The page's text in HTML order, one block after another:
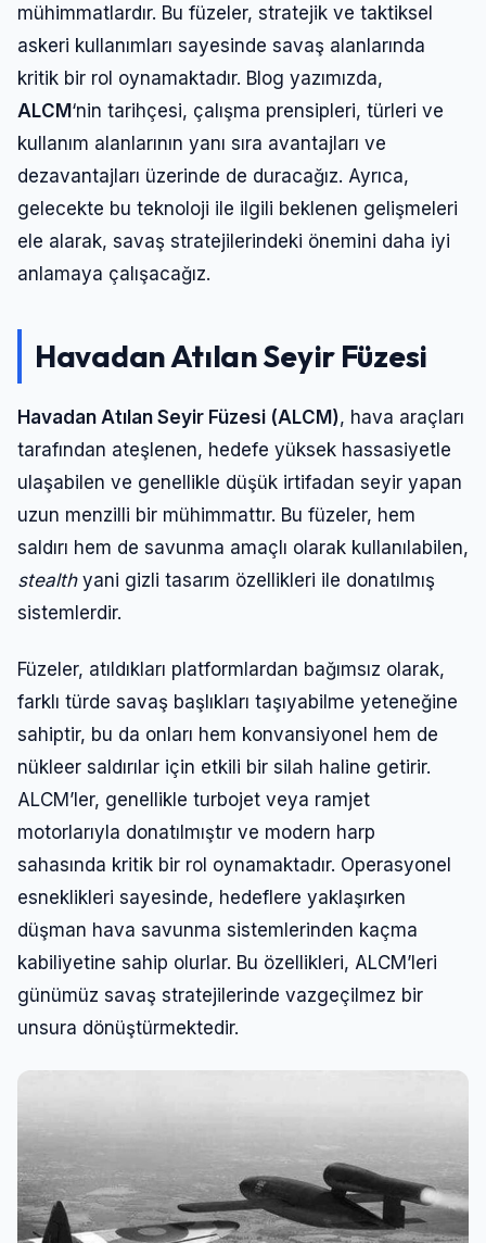
mühimmatlardır. Bu füzeler, stratejik ve taktiksel
askeri kullanımları sayesinde savaş alanlarında
kritik bir rol oynamaktadır. Blog yazımızda,
ALCM‘nin tarihçesi, çalışma prensipleri, türleri ve
kullanım alanlarının yanı sıra avantajları ve
dezavantajları üzerinde de duracağız. Ayrıca,
gelecekte bu teknoloji ile ilgili beklenen gelişmeleri
ele alarak, savaş stratejilerindeki önemini daha iyi
anlamaya çalışacağız.
Havadan Atılan Seyir Füzesi
Havadan Atılan Seyir Füzesi (ALCM), hava araçları
tarafından ateşlenen, hedefe yüksek hassasiyetle
ulaşabilen ve genellikle düşük irtifadan seyir yapan
uzun menzilli bir mühimmattır. Bu füzeler, hem
saldırı hem de savunma amaçlı olarak kullanılabilen,
stealthyani gizli tasarım özellikleri ile donatılmış
sistemlerdir.
Füzeler, atıldıkları platformlardan bağımsız olarak,
farklı türde savaş başlıkları taşıyabilme yeteneğine
sahiptir, bu da onları hem konvansiyonel hem de
nükleer saldırılar için etkili bir silah haline getirir.
ALCM’ler, genellikle turbojet veya ramjet
motorlarıyla donatılmıştır ve modern harp
sahasında kritik bir rol oynamaktadır. Operasyonel
esneklikleri sayesinde, hedeflere yaklaşırken
düşman hava savunma sistemlerinden kaçma
kabiliyetine sahip olurlar. Bu özellikleri, ALCM’leri
günümüz savaş stratejilerinde vazgeçilmez bir
unsura dönüştürmektedir.
Kullanıcı Adı veya E-posta